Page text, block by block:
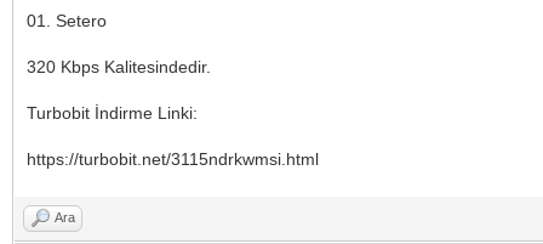
01. Setero
320 Kbps Kalitesindedir.
Turbobit İndirme Linki:
https://turbobit.net/3115ndrkwmsi.html
Ara